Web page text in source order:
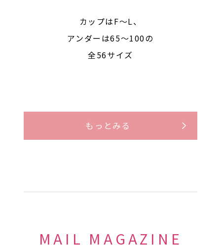
カップはF〜L、
アンダーは65〜100の
全56サイズ
もっとみる
MAIL MAGAZINE